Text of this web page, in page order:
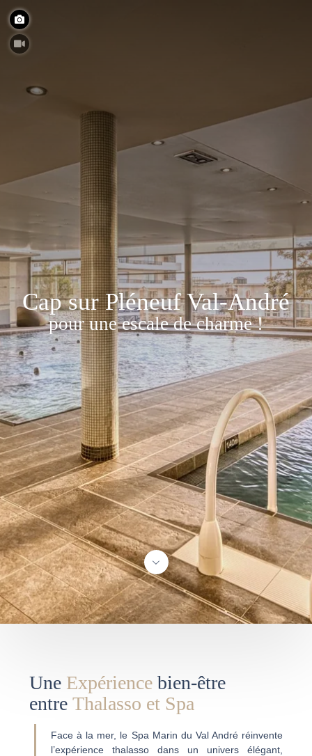
Cap sur Pléneuf Val-André
pour une escale de charme !
Une Expérience bien-être
entre Thalasso et Spa
Face à la mer, le Spa Marin du Val André réinvente
l’expérience thalasso dans un univers élégant,